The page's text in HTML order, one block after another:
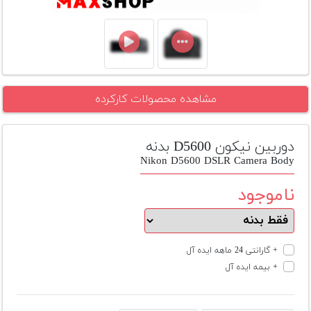
افزودن
دست
دوم
لیست
قیمت
دوربین
بله
مشاهده محصولات کارکرده
دوربین نیکون D5600 بدنه
Nikon D5600 DSLR Camera Body
ناموجود
+ گارانتی 24 ماهه ایده آل
+ بیمه ایده آل